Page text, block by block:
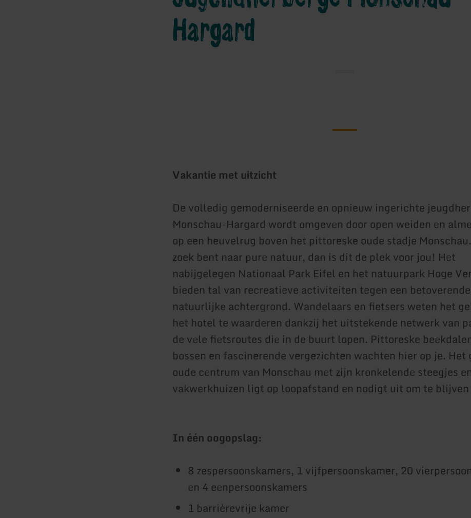
Hargard
Vakantie met uitzicht
De volledig gemoderniseerde en opnieuw ingerichte
Monschau-Hargard wordt omgeven door open weiden en
op een heuvelrug boven het pittoreske oude stadje
zoek bent naar pure natuur, dan is dit de plek voor jou! Het
nabijgelegen Nationaal Park Eifel en het natuurpark Hoge
bieden tal van recreatieve activiteiten tegen een betoverende
natuurlijke achtergrond. Wandelaars en fietsers weten het
het hotel te waarderen dankzij het uitstekende netwerk van
de vele fietsroutes die in de buurt lopen. Pittoreske
bossen en fascinerende vergezichten wachten hier op je. Het
oude centrum van Monschau met zijn kronkelende steegjes
vakwerkhuizen ligt op loopafstand en nodigt uit om te blijven
In één oogopslag:
8 zespersoonskamers, 1 vijfpersoonskamer, 20
en 4 eenpersoonskamers
1 barrièrevrije kamer